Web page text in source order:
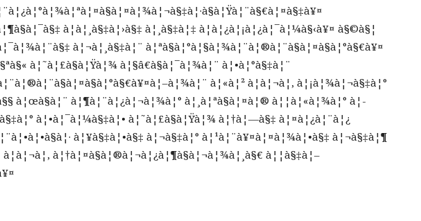
à¦à¦¸à§‡à¦›à§‡ à¦¸à§‡à¦‡ à¦­à¦¿à¦¡à¦¿à¦¯à¦¼à§‹à¥¤ à§©à§¦
à¦¬à¦¸à§‡à¦¨ à¦ªà§à¦°à¦§à¦¾à¦¨à¦®à¦¨à§à¦¤à§à¦°à§€à¥¤
à¦˜à¦£à§à¦Ÿà¦¾ à¦§â€à§à¦¯à¦¾à¦¨ à¦•à¦°à§‡à¦¨
à¦«à¦² à¦à¦¬à¦‚ à¦¡à¦¾à¦¬à§‡à¦°
à¦œà§à¦¨ à¦¶à¦¨à¦¿à¦¬à¦¾à¦° à¦¸à¦ªà§à¦¤à¦® à¦¦à¦«à¦¾à¦° à¦­
à¦•à¦¯à¦¼à§‡à¦• à¦˜à¦£à§à¦Ÿà¦¾ à¦†à¦—à§‡ à¦¤à¦¿à¦¨à¦¿
à¦¥à§‡à¦•à§‡ à¦¬à§‡à¦° à¦¹à¦¨à¥¤à¦¤à¦¾à¦•à§‡ à¦¬à§‡à¦¶
à¦†à¦¤à§à¦®à¦¬à¦¿à¦¶à§à¦¬à¦¾à¦¸à§€ à¦¦à§‡à¦–